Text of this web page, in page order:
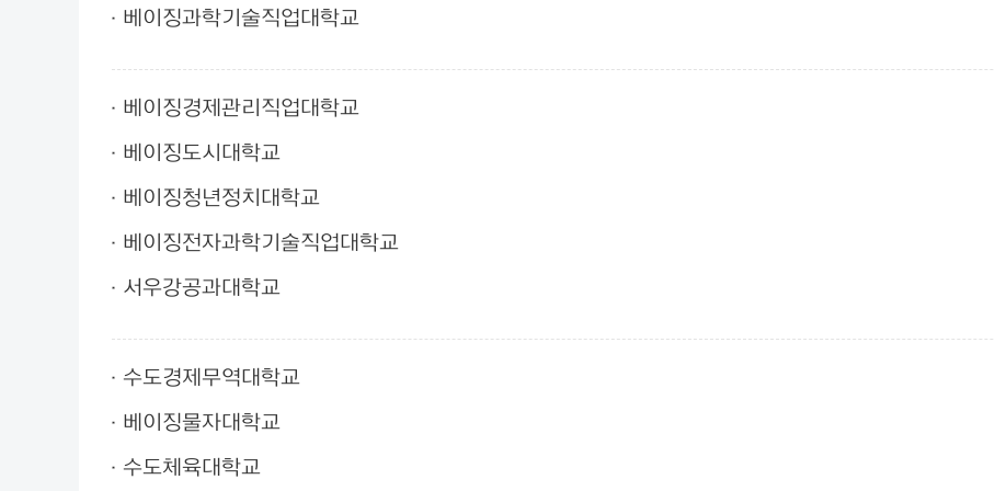
베이징과학기술직업대학교
베이징경제관리직업대학교
베이징도시대학교
베이징청년정치대학교
베이징전자과학기술직업대학교
서우강공과대학교
수도경제무역대학교
베이징물자대학교
수도체육대학교